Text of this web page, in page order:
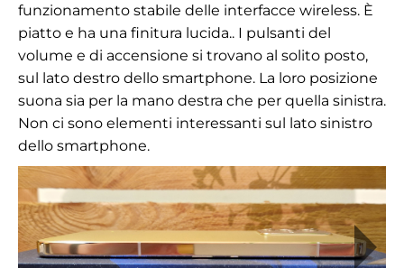
funzionamento stabile delle interfacce wireless. È
piatto e ha una finitura lucida.. I pulsanti del
volume e di accensione si trovano al solito posto,
sul lato destro dello smartphone. La loro posizione
suona sia per la mano destra che per quella sinistra.
Non ci sono elementi interessanti sul lato sinistro
dello smartphone.